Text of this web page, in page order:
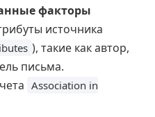
факторы
источника
), такие как автор,
письма.
Association in